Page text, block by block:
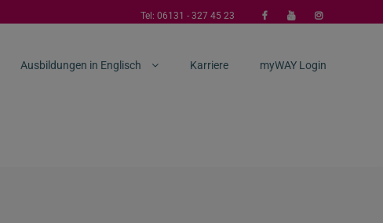
Tel: 06131 - 327 45 23
Ausbildungen in Englisch Karriere myWAY Login